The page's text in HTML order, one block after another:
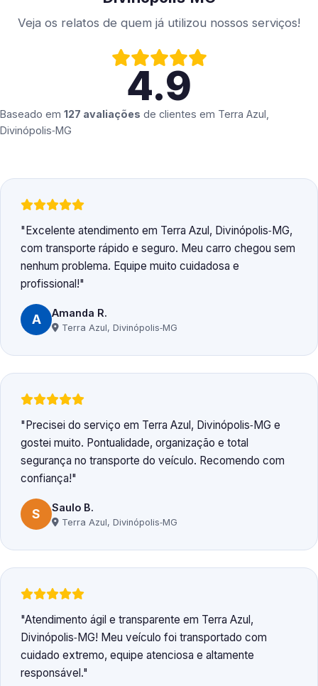
Veja os relatos de quem já utilizou nossos serviços!
4.9
Baseado em 127 avaliações de clientes em Terra Azul,
Divinópolis‑MG
Excelente atendimento em Terra Azul, Divinópolis‑MG,
com transporte rápido e seguro. Meu carro chegou sem
nenhum problema. Equipe muito cuidadosa e
profissional!
A Amanda R.
Terra Azul, Divinópolis‑MG
Precisei do serviço em Terra Azul, Divinópolis‑MG e
gostei muito. Pontualidade, organização e total
segurança no transporte do veículo. Recomendo com
confiança!
S Saulo B.
Terra Azul, Divinópolis‑MG
Atendimento ágil e transparente em Terra Azul,
Divinópolis‑MG! Meu veículo foi transportado com
cuidado extremo, equipe atenciosa e altamente
responsável.